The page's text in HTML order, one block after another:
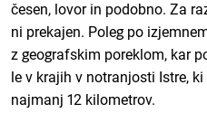
česen, lovor in podobno. Za
ni prekajen. Poleg po
z geografskim poreklom, kar
le v krajih v notranjosti Istre,
najmanj 12 kilometrov.